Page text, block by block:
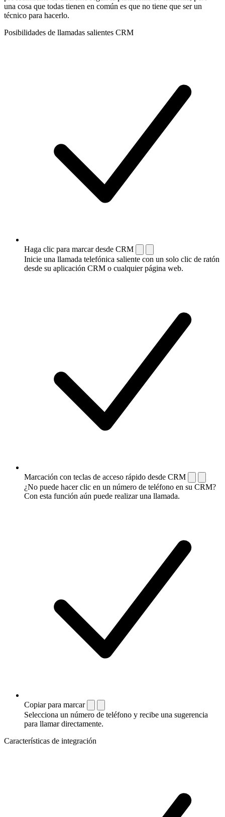
una cosa que todas tienen en común es que no tiene que ser un
técnico para hacerlo.
Posibilidades de llamadas salientes CRM
Haga clic para marcar desde CRM
Inicie una llamada telefónica saliente con un solo clic de ratón
desde su aplicación CRM o cualquier página web.
Marcación con teclas de acceso rápido desde CRM
¿No puede hacer clic en un número de teléfono en su CRM?
Con esta función aún puede realizar una llamada.
Copiar para marcar
Selecciona un número de teléfono y recibe una sugerencia
para llamar directamente.
Características de integración